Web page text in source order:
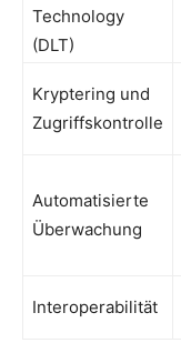
Technology
(DLT)
Kryptering und
Zugriffskontrolle
Automatisierte
Überwachung
Interoperabilität